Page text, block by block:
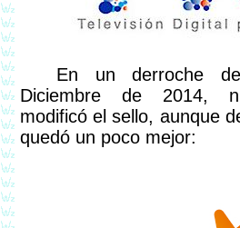
En un derroche de creatividad, en
Diciembre de 2014,
modificó el sello, aunque
quedó un poco mejor: